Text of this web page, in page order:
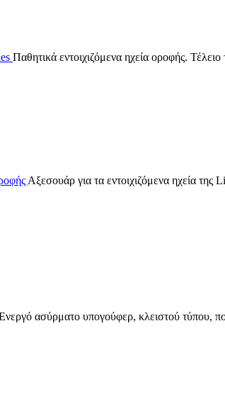
Παθητικά εντοιχιζόμενα ηχεία οροφής.
Αξεσουάρ για τα εντοιχιζόμενα ηχεία
ασύρματο υπογούφερ, κλειστού